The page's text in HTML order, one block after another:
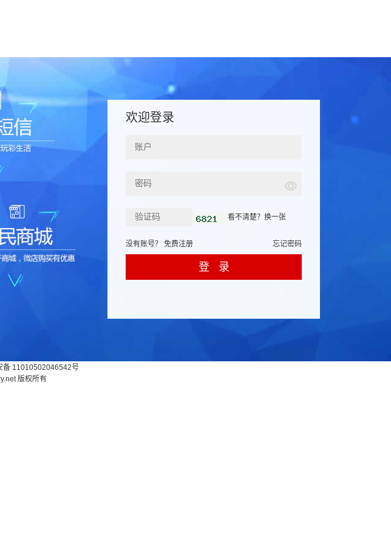
欢迎登录
看不清楚？换一张
没有账号？ 免费注册 忘记密码
备 11010502046542号
版权所有